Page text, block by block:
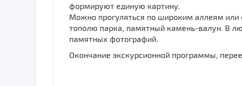
формируют единую картину.
Можно прогуляться по широким аллеям или
тополю парка, памятный камень-валун. В
памятных фотографий.
Окончание экскурсионной программы,